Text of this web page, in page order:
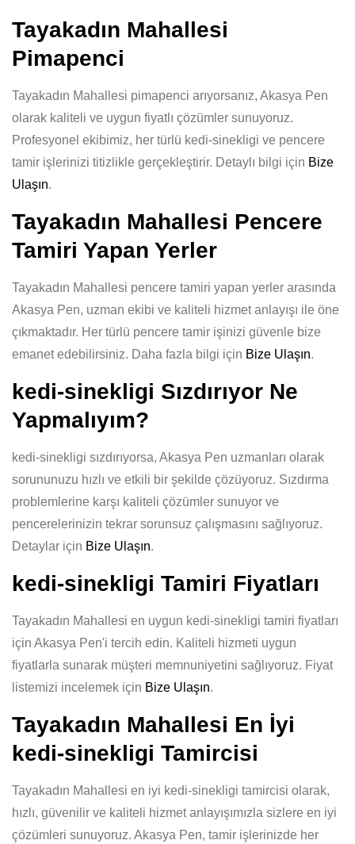
Tayakadın Mahallesi
Pimapenci
Tayakadın Mahallesi pimapenci arıyorsanız, Akasya Pen
olarak kaliteli ve uygun fiyatlı çözümler sunuyoruz.
Profesyonel ekibimiz, her türlü kedi-sinekligi ve pencere
tamir işlerinizi titizlikle gerçekleştirir. Detaylı bilgi için Bize
Ulaşın.
Tayakadın Mahallesi Pencere
Tamiri Yapan Yerler
Tayakadın Mahallesi pencere tamiri yapan yerler arasında
Akasya Pen, uzman ekibi ve kaliteli hizmet anlayışı ile öne
çıkmaktadır. Her türlü pencere tamir işinizi güvenle bize
emanet edebilirsiniz. Daha fazla bilgi için Bize Ulaşın.
kedi-sinekligi Sızdırıyor Ne
Yapmalıyım?
kedi-sinekligi sızdırıyorsa, Akasya Pen uzmanları olarak
sorununuzu hızlı ve etkili bir şekilde çözüyoruz. Sızdırma
problemlerine karşı kaliteli çözümler sunuyor ve
pencerelerinizin tekrar sorunsuz çalışmasını sağlıyoruz.
Detaylar için Bize Ulaşın.
kedi-sinekligi Tamiri Fiyatları
Tayakadın Mahallesi en uygun kedi-sinekligi tamiri fiyatları
için Akasya Pen'i tercih edin. Kaliteli hizmeti uygun
fiyatlarla sunarak müşteri memnuniyetini sağlıyoruz. Fiyat
listemizi incelemek için Bize Ulaşın.
Tayakadın Mahallesi En İyi
kedi-sinekligi Tamircisi
Tayakadın Mahallesi en iyi kedi-sinekligi tamircisi olarak,
hızlı, güvenilir ve kaliteli hizmet anlayışımızla sizlere en iyi
çözümleri sunuyoruz. Akasya Pen, tamir işlerinizde her